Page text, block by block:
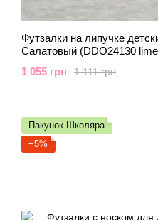
Футзалки на липучке
Салатовый (DDO24130
1 111 грн
1 055 грн
Пакунок Школяра
−5%